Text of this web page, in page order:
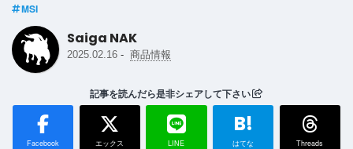
MSI
Saiga NAK
2025.02.16 - 商品情報
記事を読んだら是非シェアして下さい
Facebook エックス LINE
B!
はてな Threads